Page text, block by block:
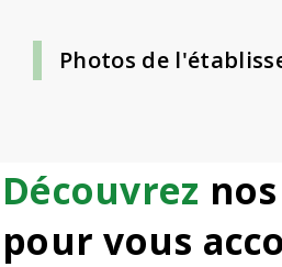
Photos de
Découvrez
pour vous